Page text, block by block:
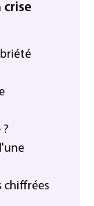
crise
?
chiffrées